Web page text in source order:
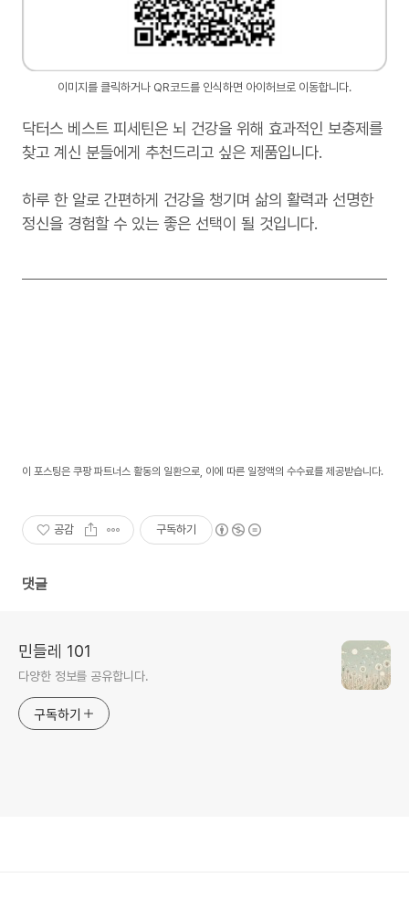
이미지를 클릭하거나 QR코드를 인식하면 아이허브로 이동합니다.
닥터스 베스트 피세틴은 뇌 건강을 위해 효과적인 보충제를
찾고 계신 분들에게 추천드리고 싶은 제품입니다.
하루 한 알로 간편하게 건강을 챙기며 삶의 활력과 선명한
정신을 경험할 수 있는 좋은 선택이 될 것입니다.
이 포스팅은 쿠팡 파트너스 활동의 일환으로, 이에 따른 일정액의 수수료를 제공받습니다.
공감 구독하기
댓글
민들레 101
다양한 정보를 공유합니다.
구독하기